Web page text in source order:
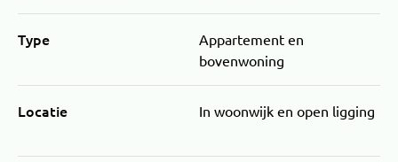
Type
Appartement en
bovenwoning
Locatie In woonwijk en open ligging